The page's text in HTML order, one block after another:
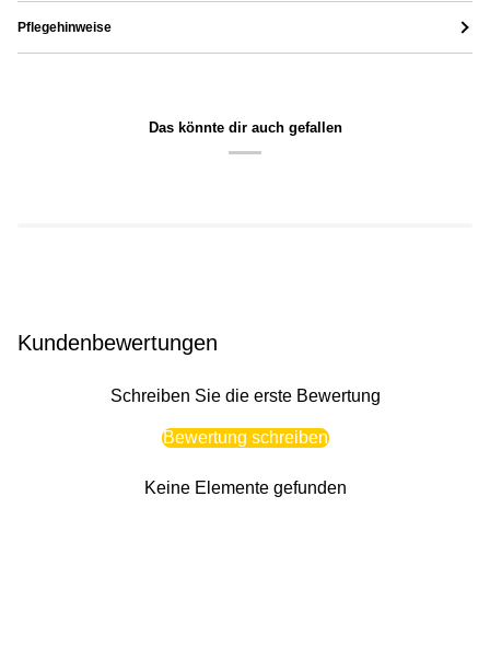
Pflegehinweise
Das könnte dir auch gefallen
Kundenbewertungen
Schreiben Sie die erste Bewertung
Bewertung schreiben
Keine Elemente gefunden